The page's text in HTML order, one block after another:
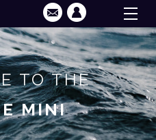
TO THE
MINI